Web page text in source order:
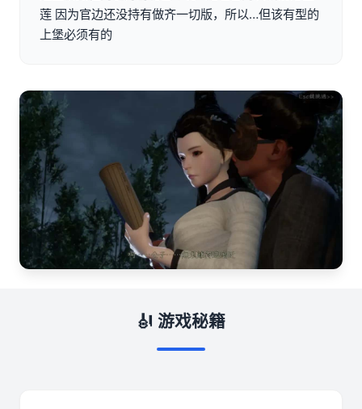
莲 因为官边还没持有做齐一切版，所以…但该有型的
上堡必须有的
🎻 游戏秘籍